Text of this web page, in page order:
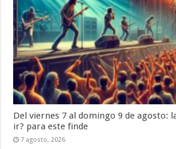
Del viernes 7 al domingo 9 de agosto:
ir? para este finde
7 agosto, 2026